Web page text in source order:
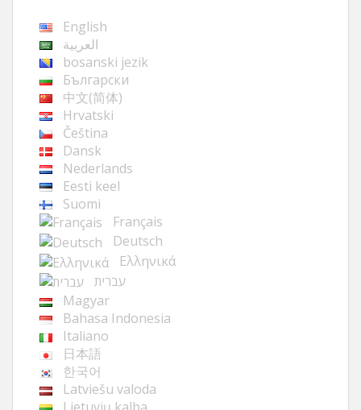
English
العربية
bosanski jezik
Български
中文(简体)
Hrvatski
Čeština
Dansk
Nederlands
Eesti keel
Suomi
Français
Deutsch
Ελληνικά
עברית
Magyar
Bahasa Indonesia
Italiano
日本語
한국어
Latviešu valoda